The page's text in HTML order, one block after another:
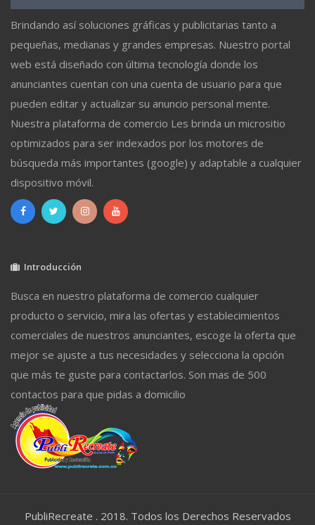
Brindando así soluciones gráficas y publicitarias tanto a
pequeñas, medianas y grandes empresas. Nuestro portal
web está diseñado con última tecnología donde los
anunciantes cuentan con una cuenta de usuario para que
pueden editar y actualizar su anuncio personal mente.
Nuestra plataforma de comercio Les brinda un micrositio
optimizados para ser indexados por los motores de
búsqueda más importantes (google) y adaptable a cualquier
dispositivo móvil.
Introducción
Busca en nuestro plataforma de comercio cualquier
producto o servicio, mira las ofertas y establecimientos
comerciales de nuestros anunciantes, escoge la oferta que
mejor se ajuste a tus necesidades y selecciona la opción
que más te guste para contactarlos. Son mas de 500
contactos para que pidas a domicilio
PubliRecreate . 2018. Todos los Derechos Reservados